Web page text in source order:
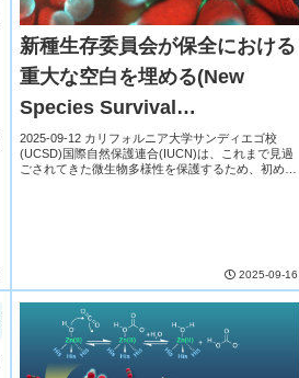
新種生存委員会が保全における
重大な空白を埋める(New
Species Survival
Commission Fills Critical Gap
in Conservation)
2025-09-12 カリフォルニア大学サンディエゴ校
(UCSD)国際自然保護連合(IUCN)は、これまで見過
ごされてきた微生物多様性を保護するため、初めて
2025-09-16